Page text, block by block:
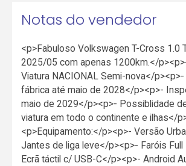
Notas do vendedor
<p>Fabuloso Volkswagen T-Cross 1.0
2025/05 com apenas 1200km.</
Viatura NACIONAL Semi-nova</p><p>-
fábrica até maio de 2028</p><p>-
maio de 2029</p><p>- Possiblidade
viatura em todo o continente e ilhas</
<p>Equipamento:</p><p>- Versão
Jantes de liga leve</p><p>- Faróis Full
Ecrã táctil c/ USB-C</p><p>- Android